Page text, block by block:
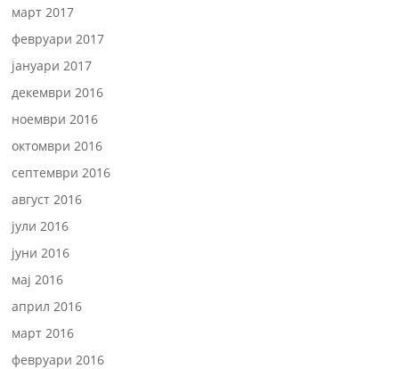
март 2017
февруари 2017
јануари 2017
декември 2016
ноември 2016
октомври 2016
септември 2016
август 2016
јули 2016
јуни 2016
мај 2016
април 2016
март 2016
февруари 2016